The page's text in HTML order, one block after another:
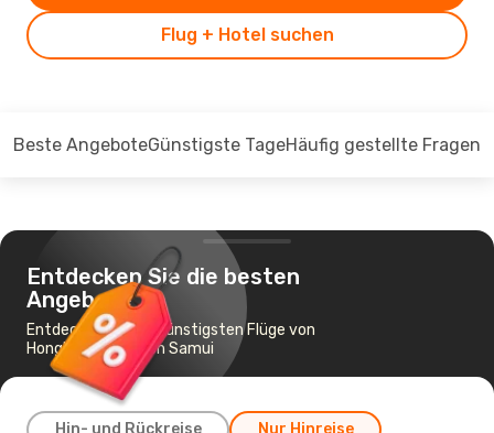
Flug + Hotel suchen
Beste AngeboteGünstigste TageHäufig gestellte Fragen
Entdecken Sie die besten
Angebote
Entdecken Sie die günstigsten Flüge von
Hongkong nach Koh Samui
Hin- und Rückreise Nur Hinreise